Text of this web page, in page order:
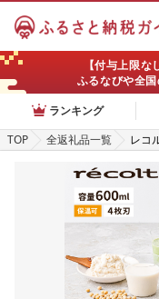
【付与上限
ふるなびや全
ランキング
TOP
全返礼品一覧
レコ
プ 料